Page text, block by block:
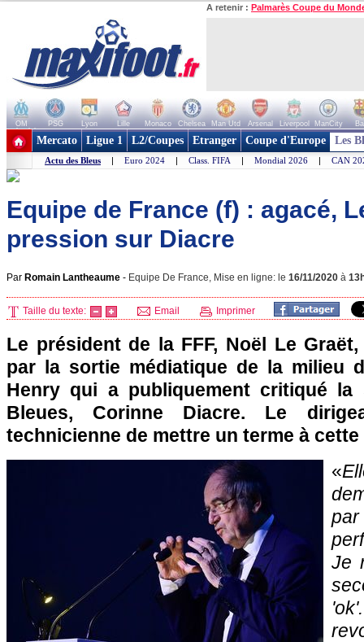
A retenir : Palmarès Coupe du
OM PSG Lyon Lille Monaco Chelsea Man Utd Arsenal Liverpool ManCity
+ de clubs
Mercato Ligue 1 L2/Coupes Etranger Coupe d'Europe Les
Actu des Bleus | Euro 2024 | Class. FIFA | Mondial 2026 | CAN
Equipe de France (f) : agacé,
pression sur Diacre
Par Romain Lantheaume - Equipe De France, Mise en ligne: le 16/11/2020 à
Taille du texte: Email Imprimer
Le président de la FFF, Noël Le
par la sortie médiatique de la milieu
Henry qui a publiquement critiqué la
Bleues, Corinne Diacre. Le
technicienne de mettre un terme à
«
Je